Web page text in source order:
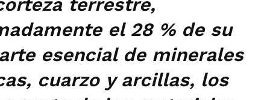
el 28 % de su
esencial de minerales
cuarzo y arcillas, los